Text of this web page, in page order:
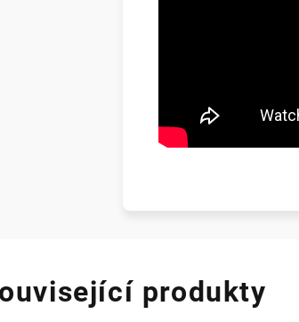
produkty